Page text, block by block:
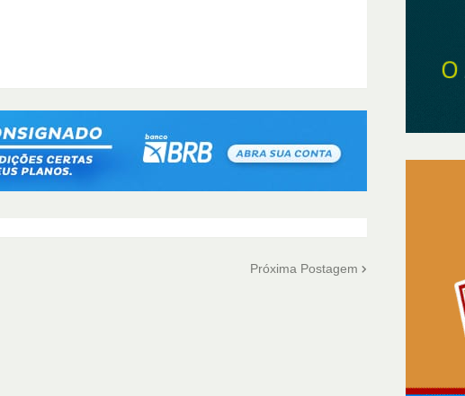
Próxima Postagem